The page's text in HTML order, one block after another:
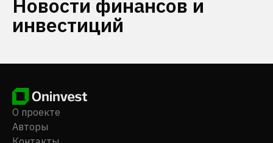
Новости финансов и
инвестиций
О проекте
Авторы